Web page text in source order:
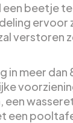
beetje te
verstoren
in meer dan
een